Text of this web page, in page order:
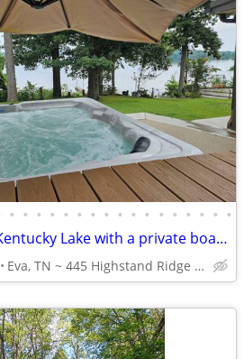
• • • • • • • • • • • • • • • • •
Located on Kentucky Lake with a private boat launch and dock
Eva, TN ~ 445 Highstand Ridge Rd